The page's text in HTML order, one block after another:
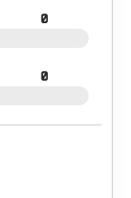
0
0